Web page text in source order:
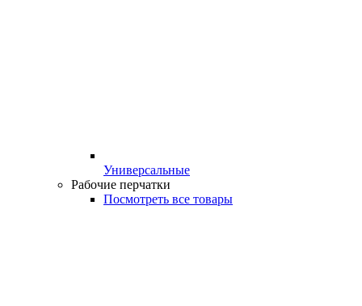
Универсальные
Рабочие перчатки
Посмотреть все товары